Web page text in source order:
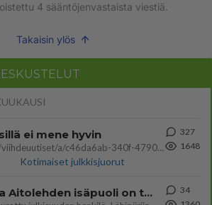
4 sääntöjenvastaista viestiä.
Takaisin ylös
ei mene hyvin
https://www.iltalehti.fi/viihdeuutiset/a/c46da6ab-340f-4790-aaa7-0865eed2336 Yrityksen konkurssihakemus on tullut kärä
Kotimaiset julkkisjuorut
327
1648
Tiesitkö? Martina Aitolehden isäpuoli on tämä suosittu laulaja
34